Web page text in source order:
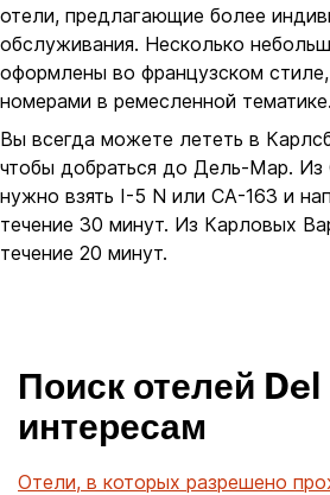
отели, предлагающие более
обслуживания. Несколько
оформлены во французском
номерами в ремесленной тематике.
Вы всегда можете лететь в
чтобы добраться до Дель-Мар.
нужно взять I-5 N или CA-163 и
течение 30 минут. Из Карловых
течение 20 минут.
Поиск отелей
интересам
Отели, в которых разрешено